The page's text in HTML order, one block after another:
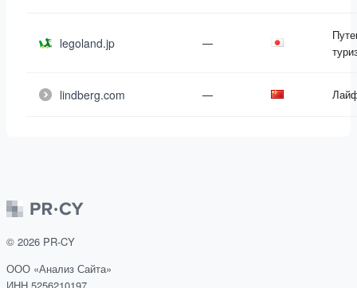
legoland.jp —
lindberg.com —
© 2026 PR-CY
ООО «Анализ Сайта»